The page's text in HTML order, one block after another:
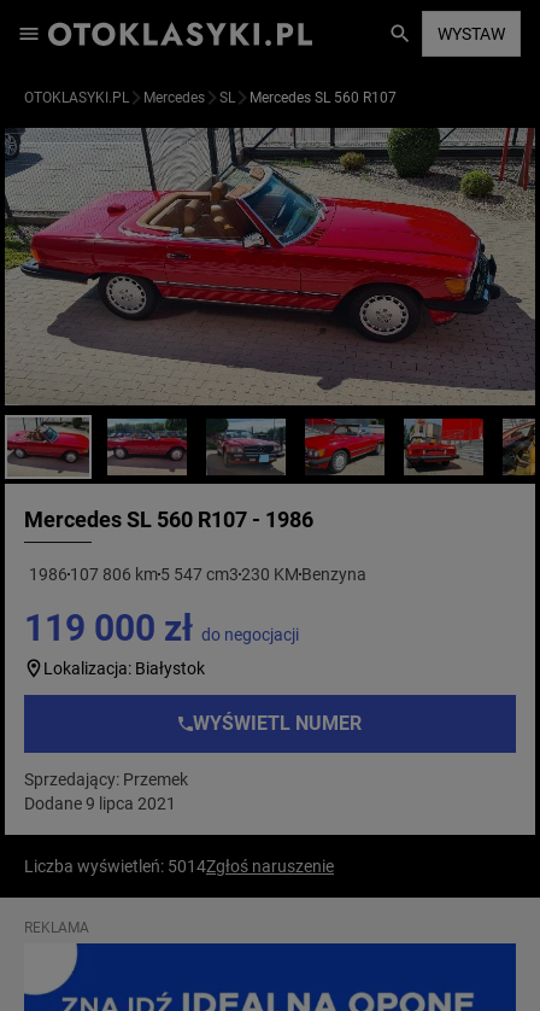
WYSTAW
OTOKLASYKI.PL Mercedes SL Mercedes SL 560 R107
Mercedes SL 560 R107 - 1986
1986 107 806 km5 547 cm3230 KM Benzyna
119 000 zł do negocjacji
Lokalizacja: Białystok
WYŚWIETL NUMER
Sprzedający: Przemek
Dodane 9 lipca 2021
Liczba wyświetleń: 5014Zgłoś naruszenie
REKLAMA